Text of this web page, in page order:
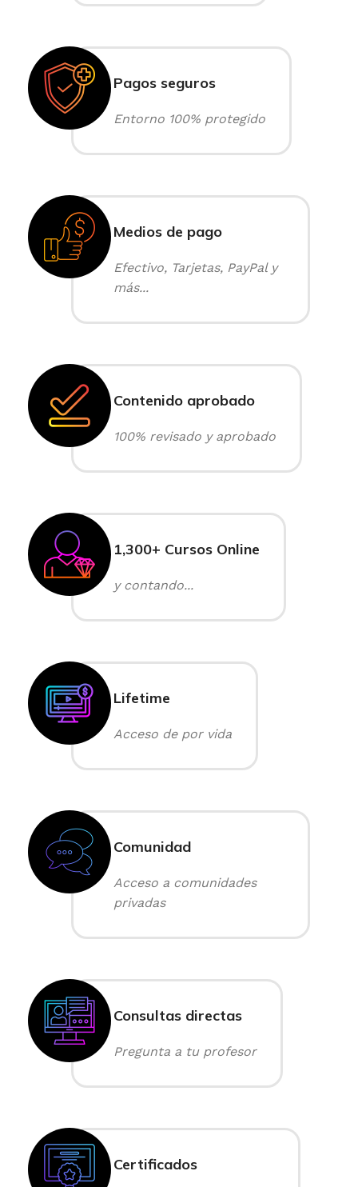
Pagos seguros
Entorno 100% protegido
Medios de pago
Efectivo, Tarjetas, PayPal y
más...
Contenido aprobado
100% revisado y aprobado
1,300+ Cursos Online
y contando...
Lifetime
Acceso de por vida
Comunidad
Acceso a comunidades
privadas
Consultas directas
Pregunta a tu profesor
Certificados